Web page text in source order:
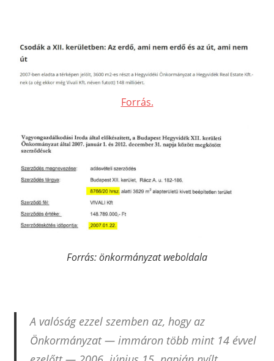
Forrás.
Forrás: önkormányzat weboldala
A valóság ezzel szemben az, hogy az
Önkormányzat — immáron több mint 14 évvel